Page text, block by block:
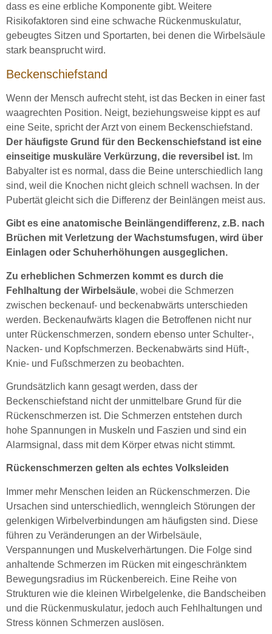
dass es eine erbliche Komponente gibt. Weitere
Risikofaktoren sind eine schwache Rückenmuskulatur,
gebeugtes Sitzen und Sportarten, bei denen die Wirbelsäule
stark beansprucht wird.
Beckenschiefstand
Wenn der Mensch aufrecht steht, ist das Becken in einer fast
waagrechten Position. Neigt, beziehungsweise kippt es auf
eine Seite, spricht der Arzt von einem Beckenschiefstand.
Der häufigste Grund für den Beckenschiefstand ist eine
einseitige muskuläre Verkürzung, die reversibel ist. Im
Babyalter ist es normal, dass die Beine unterschiedlich lang
sind, weil die Knochen nicht gleich schnell wachsen. In der
Pubertät gleicht sich die Differenz der Beinlängen meist aus.
Gibt es eine anatomische Beinlängendifferenz, z.B. nach
Brüchen mit Verletzung der Wachstumsfugen, wird über
Einlagen oder Schuherhöhungen ausgeglichen.
Zu erheblichen Schmerzen kommt es durch die
Fehlhaltung der Wirbelsäule, wobei die Schmerzen
zwischen beckenauf- und beckenabwärts unterschieden
werden. Beckenaufwärts klagen die Betroffenen nicht nur
unter Rückenschmerzen, sondern ebenso unter Schulter-,
Nacken- und Kopfschmerzen. Beckenabwärts sind Hüft-,
Knie- und Fußschmerzen zu beobachten.
Grundsätzlich kann gesagt werden, dass der
Beckenschiefstand nicht der unmittelbare Grund für die
Rückenschmerzen ist. Die Schmerzen entstehen durch
hohe Spannungen in Muskeln und Faszien und sind ein
Alarmsignal, dass mit dem Körper etwas nicht stimmt.
Rückenschmerzen gelten als echtes Volksleiden
Immer mehr Menschen leiden an Rückenschmerzen. Die
Ursachen sind unterschiedlich, wenngleich Störungen der
gelenkigen Wirbelverbindungen am häufigsten sind. Diese
führen zu Veränderungen an der Wirbelsäule,
Verspannungen und Muskelverhärtungen. Die Folge sind
anhaltende Schmerzen im Rücken mit eingeschränktem
Bewegungsradius im Rückenbereich. Eine Reihe von
Strukturen wie die kleinen Wirbelgelenke, die Bandscheiben
und die Rückenmuskulatur, jedoch auch Fehlhaltungen und
Stress können Schmerzen auslösen.